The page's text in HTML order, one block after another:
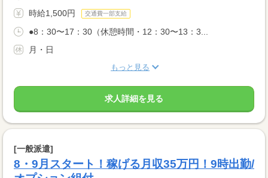
時給1,500円 交通費一部支給
●8：30〜17：30（休憩時間・12：30〜13：3...
月・日
もっと見る
求人詳細を見る
[一般派遣]
8・9月スタート！稼げる月収35万円！9時出勤/